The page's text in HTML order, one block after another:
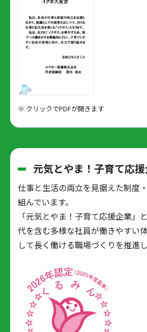
※ クリックでPDFが開きます
元気とやま！子育て応
仕事と生活の両立を見据えた制度
組んでいます。
「元気とやま！子育て応援企業」
代を含む多様な社員が働きやすい
して長く働ける職場づくりを推進し